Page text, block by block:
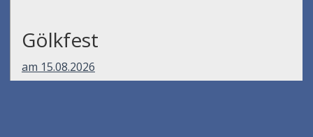
Gölkfest
am 15.08.2026